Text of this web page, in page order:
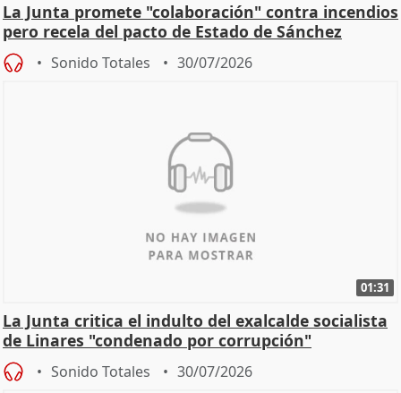
La Junta promete "colaboración" contra incendios
pero recela del pacto de Estado de Sánchez
Sonido Totales 30/07/2026
01:31
La Junta critica el indulto del exalcalde socialista
de Linares "condenado por corrupción"
Sonido Totales 30/07/2026